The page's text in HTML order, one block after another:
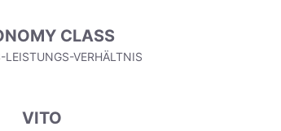
CLASS
LEISTUNGS-VERHÄLTNIS
VITO